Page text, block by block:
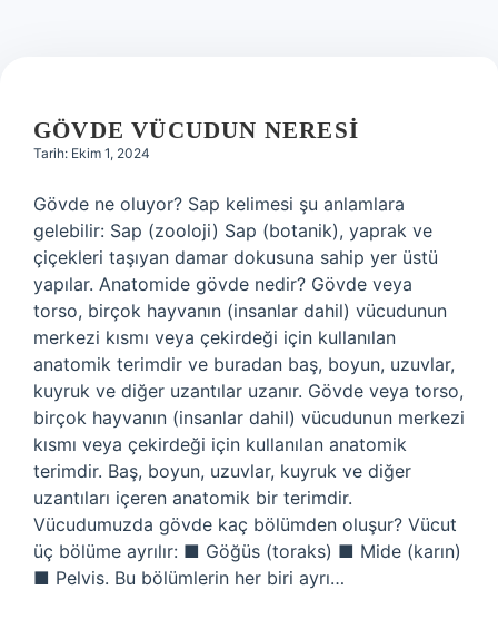
GÖVDE VÜCUDUN NERESI
Tarih: Ekim 1, 2024
Gövde ne oluyor? Sap kelimesi şu anlamlara
gelebilir: Sap (zooloji) Sap (botanik), yaprak ve
çiçekleri taşıyan damar dokusuna sahip yer üstü
yapılar. Anatomide gövde nedir? Gövde veya
torso, birçok hayvanın (insanlar dahil) vücudunun
merkezi kısmı veya çekirdeği için kullanılan
anatomik terimdir ve buradan baş, boyun, uzuvlar,
kuyruk ve diğer uzantılar uzanır. Gövde veya torso,
birçok hayvanın (insanlar dahil) vücudunun merkezi
kısmı veya çekirdeği için kullanılan anatomik
terimdir. Baş, boyun, uzuvlar, kuyruk ve diğer
uzantıları içeren anatomik bir terimdir.
Vücudumuzda gövde kaç bölümden oluşur? Vücut
üç bölüme ayrılır: ■ Göğüs (toraks) ■ Mide (karın)
■ Pelvis. Bu bölümlerin her biri ayrı…